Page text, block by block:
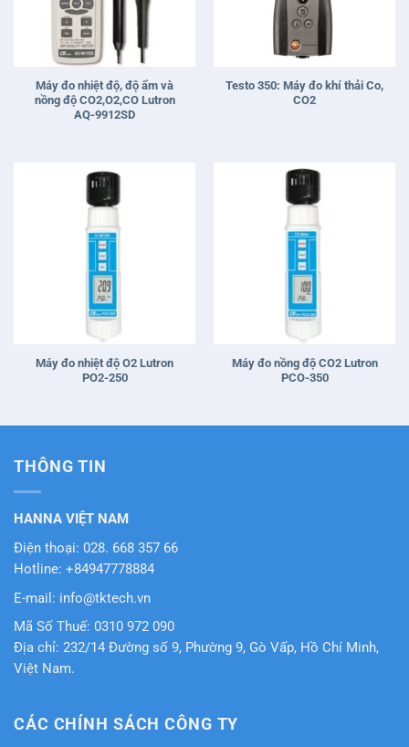
Máy đo nhiệt độ, độ ẩm và
nồng độ CO2,O2,CO Lutron
AQ-9912SD
Testo 350: Máy đo khí thải Co,
CO2
Máy đo nhiệt độ O2 Lutron
PO2-250
Máy đo nồng độ CO2 Lutron
PCO-350
THÔNG TIN
HANNA VIỆT NAM
Điện thoại: 028. 668 357 66
Hotline: +84947778884
E-mail: info@tktech.vn
Mã Số Thuế: 0310 972 090
Địa chỉ: 232/14 Đường số 9, Phường 9, Gò Vấp, Hồ Chí Minh,
Việt Nam.
CÁC CHÍNH SÁCH CÔNG TY